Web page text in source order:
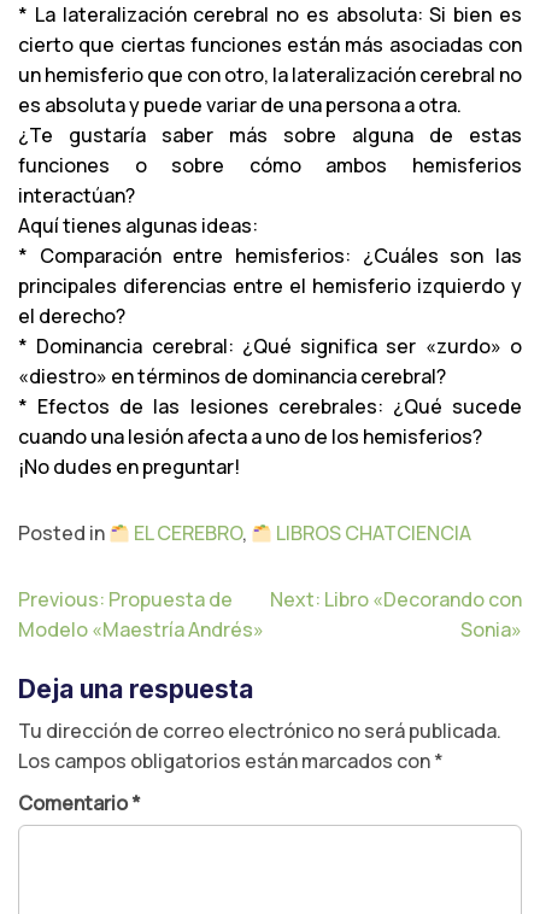
* La lateralización cerebral no es absoluta: Si bien es
cierto que ciertas funciones están más asociadas con
un hemisferio que con otro, la lateralización cerebral no
es absoluta y puede variar de una persona a otra.
¿Te gustaría saber más sobre alguna de estas
funciones o sobre cómo ambos hemisferios
interactúan?
Aquí tienes algunas ideas:
* Comparación entre hemisferios: ¿Cuáles son las
principales diferencias entre el hemisferio izquierdo y
el derecho?
* Dominancia cerebral: ¿Qué significa ser «zurdo» o
«diestro» en términos de dominancia cerebral?
* Efectos de las lesiones cerebrales: ¿Qué sucede
cuando una lesión afecta a uno de los hemisferios?
¡No dudes en preguntar!
Posted in EL CEREBRO, LIBROS CHATCIENCIA
N
a
g
a
c
i
ó
n
Previous: Propuesta de
Modelo «Maestría Andrés»
Next: Libro «Decorando con
Sonia»
Deja una respuesta
Tu dirección de correo electrónico no será publicada.
Los campos obligatorios están marcados con*
Comentario*